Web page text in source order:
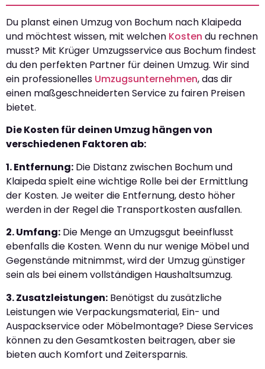
Du planst einen Umzug von Bochum nach Klaipeda
und möchtest wissen, mit welchen Kosten du rechnen
musst? Mit Krüger Umzugsservice aus Bochum findest
du den perfekten Partner für deinen Umzug. Wir sind
ein professionelles Umzugsunternehmen, das dir
einen maßgeschneiderten Service zu fairen Preisen
bietet.
Die Kosten für deinen Umzug hängen von
verschiedenen Faktoren ab:
1. Entfernung: Die Distanz zwischen Bochum und
Klaipeda spielt eine wichtige Rolle bei der Ermittlung
der Kosten. Je weiter die Entfernung, desto höher
werden in der Regel die Transportkosten ausfallen.
2. Umfang: Die Menge an Umzugsgut beeinflusst
ebenfalls die Kosten. Wenn du nur wenige Möbel und
Gegenstände mitnimmst, wird der Umzug günstiger
sein als bei einem vollständigen Haushaltsumzug.
3. Zusatzleistungen: Benötigst du zusätzliche
Leistungen wie Verpackungsmaterial, Ein- und
Auspackservice oder Möbelmontage? Diese Services
können zu den Gesamtkosten beitragen, aber sie
bieten auch Komfort und Zeitersparnis.